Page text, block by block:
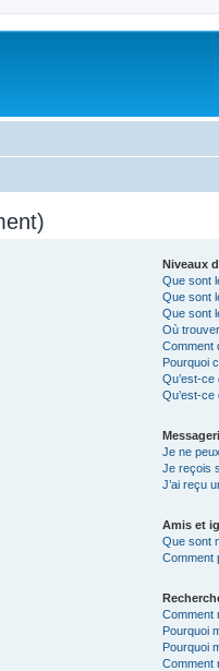
Niveaux
Que sont
Que sont
Que sont
Où
Comment
Pourquoi
Qu’est-ce
Qu’est-ce
Je ne
Je reçois
J’ai reçu
Amis et
Que sont
Comment
Comment
Pourquoi
Pourquoi
Comment